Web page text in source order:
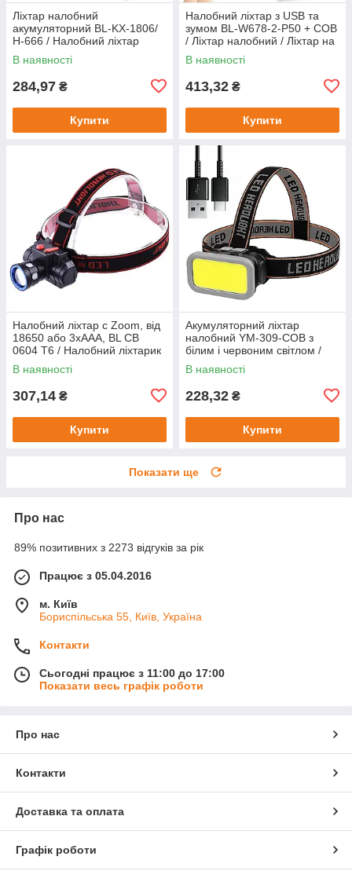
Ліхтар налобний
акумуляторний BL-KX-1806/
Н-666 / Налобний ліхтар
акумуляторний /
Світодіодний ліхтар
В наявності
284,97 ₴
Купити
Налобний ліхтар з USB та
зумом BL-W678-2-P50 + COB
/ Ліхтар налобний / Ліхтар на
голову
В наявності
413,32 ₴
Купити
Налобний ліхтар c Zoom, від
18650 або 3хAAA, BL CB
0604 T6 / Налобний ліхтарик
/ Ліхтар на голову
В наявності
307,14 ₴
Купити
Акумуляторний ліхтар
налобний YM-309-COB з
білим і червоним світлом /
Ліхтарик на голову / Ліхтарик
акумуляторний
В наявності
228,32 ₴
Купити
Показати ще
Про нас
89% позитивних з 2273 відгуків за рік
Працює з 05.04.2016
м. Київ
Бориспільська 55, Київ, Україна
Контакти
Сьогодні працює з 11:00 до 17:00
Показати весь графік роботи
Про нас
Контакти
Доставка та оплата
Графік роботи